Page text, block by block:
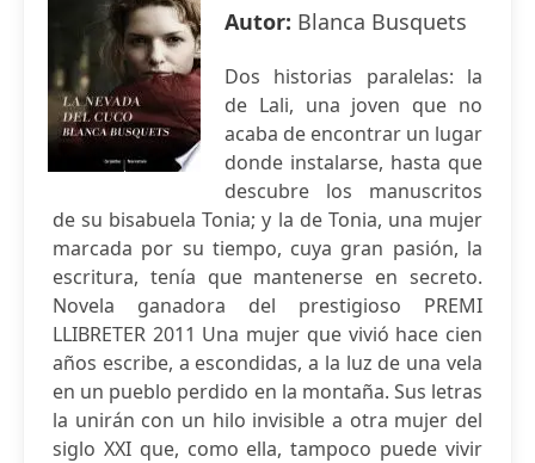
Autor: Blanca Busquets
Dos historias paralelas: la
de Lali, una joven que no
acaba de encontrar un lugar
donde instalarse, hasta que
descubre los manuscritos
de su bisabuela Tonia; y la de Tonia, una mujer
marcada por su tiempo, cuya gran pasión, la
escritura, tenía que mantenerse en secreto.
Novela ganadora del prestigioso PREMI
LLIBRETER 2011 Una mujer que vivió hace cien
años escribe, a escondidas, a la luz de una vela
en un pueblo perdido en la montaña. Sus letras
la unirán con un hilo invisible a otra mujer del
siglo XXI que, como ella, tampoco puede vivir